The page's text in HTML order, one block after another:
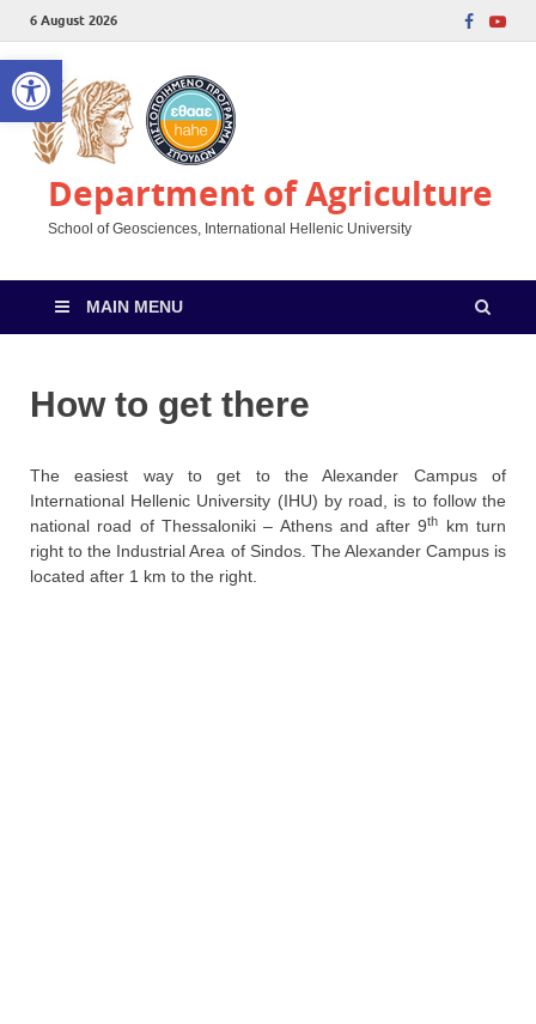
Open toolbar
6 August 2026
Department of Agriculture
School of Geosciences, International Hellenic University
MAIN MENU
How to get there
The easiest way to get to the Alexander Campus of
International Hellenic University (IHU) by road, is to follow the
national road of Thessaloniki – Athens and after 9th
km turn
right to the Industrial Area of ​​Sindos. The Alexander Campus is
located after 1 km to the right.